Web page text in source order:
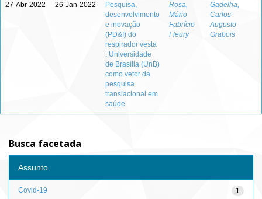
27-Abr-2022 26-Jan-2022
Pesquisa,
desenvolvimento
e inovação
(PD&I) do
respirador vesta
: Universidade
de Brasília (UnB)
como vetor da
pesquisa
translacional em
saúde
Rosa,
Mário
Fabrício
Fleury
Gadelha,
Carlos
Augusto
Grabois
Busca facetada
Assunto
1
Covid-19